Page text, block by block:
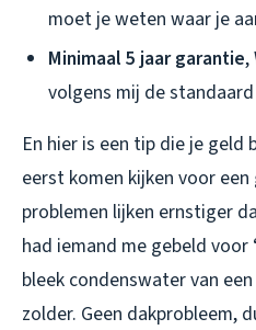
moet je weten waar je
Minimaal 5 jaar garantie,
volgens mij de
En hier is een tip die je
eerst komen kijken voor
problemen lijken ernstiger
had iemand me gebeld
bleek condenswater van
zolder. Geen dakprobleem,